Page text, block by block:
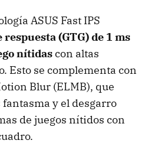
ASUS Fast IPS
respuesta (GTG) de 1 ms
nítidascon altas
Esto se complementa con
Blur (ELMB), que
y el desgarro
de juegos nítidos con